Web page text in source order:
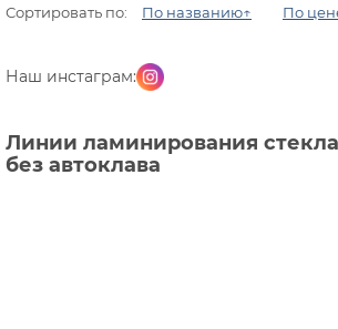
Сортировать по: По названию↑ По
Наш инстаграм:
Линии ламинирования
без автоклава